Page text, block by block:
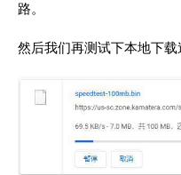
路。
然后我们再测试下本地下载